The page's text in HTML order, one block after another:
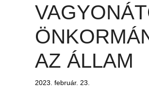
AZ ÁLLAM
2023. február. 23.